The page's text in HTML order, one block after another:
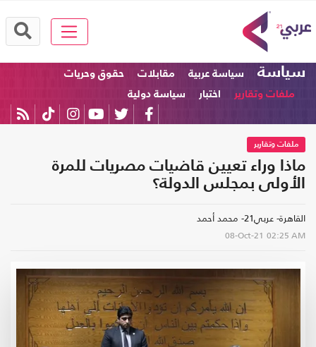
سياسة سياسة عربية مقابلات
حقوق وحريات
ملفات وتقارير
اختبار سياسة دولية
ملفات وتقارير
ماذا وراء تعيين قاضيات مصريات للمرة
الأولى بمجلس الدولة؟
القاهرة- عربي21- محمد أحمد
08-Oct-21 02:25 AM